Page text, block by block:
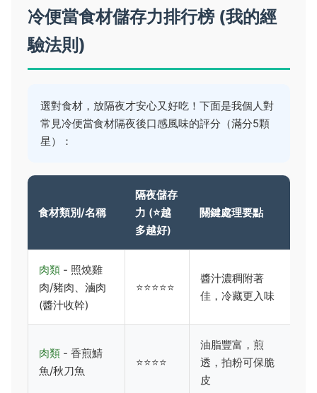
冷便當食材儲存力排行榜 (我的經
驗法則)
選對食材，放隔夜才安心又好吃！下面是我個人對
常見冷便當食材隔夜後口感風味的評分（滿分5顆
星）：
食材類別/名稱
隔夜儲存
力 (⭐越
多越好)
關鍵處理要點
肉類- 照燒雞
肉/豬肉、滷肉
(醬汁收幹)
⭐⭐⭐⭐⭐
醬汁濃稠附著
佳，冷藏更入味
肉類- 香煎鯖
魚/秋刀魚
⭐⭐⭐⭐
油脂豐富，煎
透，拍粉可保脆
皮